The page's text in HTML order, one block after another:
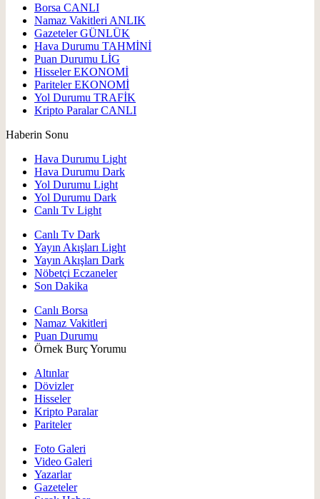
Borsa CANLI
Namaz Vakitleri ANLIK
GazetelerGÜNLÜK
Hava Durumu TAHMİNİ
Puan Durumu LİG
HisselerEKONOMİ
ParitelerEKONOMİ
Yol Durumu TRAFİK
Kripto ParalarCANLI
Haberin Sonu
Hava Durumu Light
Hava Durumu Dark
Yol Durumu Light
Yol Durumu Dark
Canlı Tv Light
Canlı Tv Dark
Yayın Akışları Light
Yayın Akışları Dark
Nöbetçi Eczaneler
Son Dakika
Canlı Borsa
Namaz Vakitleri
Puan Durumu
Örnek Burç Yorumu
Altınlar
Dövizler
Hisseler
Kripto Paralar
Pariteler
Foto Galeri
Video Galeri
Yazarlar
Gazeteler